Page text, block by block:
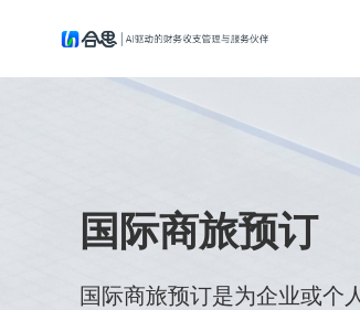
国际商旅预订
国际商旅预订是为企业或个